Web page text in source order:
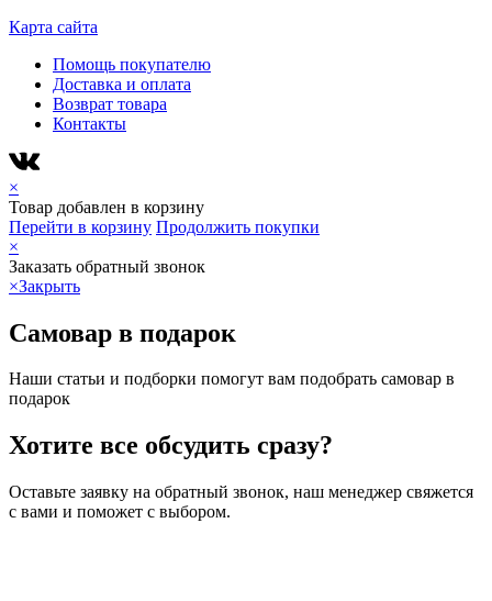
Карта сайта
Помощь покупателю
Доставка и оплата
Возврат товара
Контакты
×
Товар добавлен в корзину
Перейти в корзину Продолжить покупки
×
Заказать обратный звонок
×Закрыть
Самовар в подарок
Наши статьи и подборки помогут вам подобрать самовар в
подарок
Хотите все обсудить сразу?
Оставьте заявку на обратный звонок, наш менеджер свяжется
с вами и поможет с выбором.